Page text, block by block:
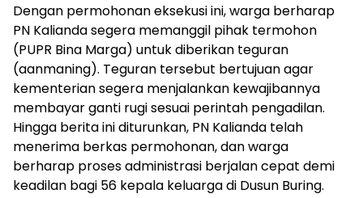
Dengan permohonan eksekusi ini, warga berharap
PN Kalianda segera memanggil pihak termohon
(PUPR Bina Marga) untuk diberikan teguran
(aanmaning). Teguran tersebut bertujuan agar
kementerian segera menjalankan kewajibannya
membayar ganti rugi sesuai perintah pengadilan.
Hingga berita ini diturunkan, PN Kalianda telah
menerima berkas permohonan, dan warga
berharap proses administrasi berjalan cepat demi
keadilan bagi 56 kepala keluarga di Dusun Buring.